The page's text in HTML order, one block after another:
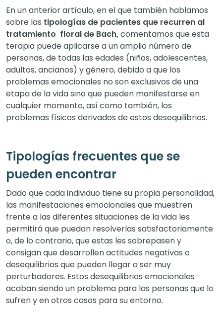
En un anterior artículo, en el que también hablamos
sobre las tipologías de pacientes que recurren al
tratamiento floral de Bach,comentamos que esta
terapia puede aplicarse a un amplio número de
personas, de todas las edades (niños, adolescentes,
adultos, ancianos) y género, debido a que los
problemas emocionales no son exclusivos de una
etapa de la vida sino que pueden manifestarse en
cualquier momento, así como también, los
problemas físicos derivados de estos desequilibrios.
Tipologías frecuentes que se
pueden encontrar
Dado que cada individuo tiene su propia personalidad,
las manifestaciones emocionales que muestren
frente a las diferentes situaciones de la vida les
permitirá que puedan resolverlas satisfactoriamente
o, de lo contrario, que estas les sobrepasen y
consigan que desarrollen actitudes negativas o
desequilibrios que pueden llegar a ser muy
perturbadores. Estos desequilibrios emocionales
acaban siendo un problema para las personas que lo
sufren y en otros casos para su entorno.